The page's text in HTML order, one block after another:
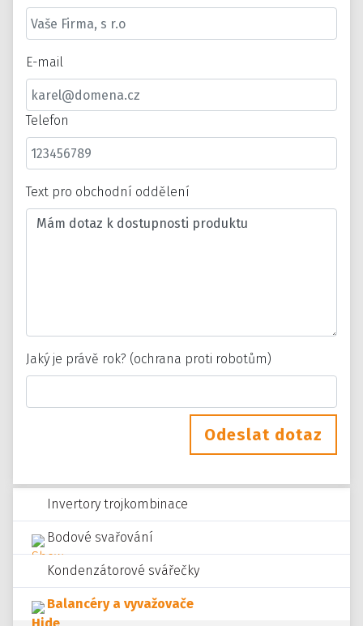
Invertory trojkombinace
Bodové svařování
Kondenzátorové svářečky
Balancéry a vyvažovače
E-mail
Telefon
Text pro obchodní oddělení
Jaký je právě rok? (ochrana proti robotům)
Odeslat dotaz